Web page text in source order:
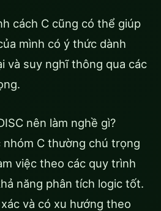
cách C cũng có thể giúp
mình có ý thức dành
và suy nghĩ thông qua các
nên làm nghề gì?
C thường chú trọng
việc theo các quy trình
năng phân tích logic tốt.
và có xu hướng theo